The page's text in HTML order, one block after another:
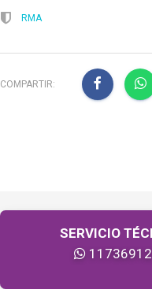
RMA
COMPARTIR:
SERVICIO